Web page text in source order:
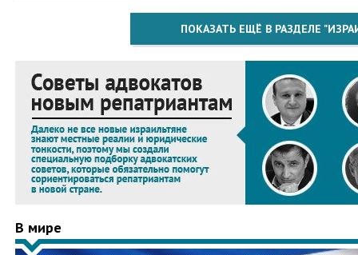
ПОКАЗАТЬ ЕЩЁ В РАЗДЕЛЕ
В мире